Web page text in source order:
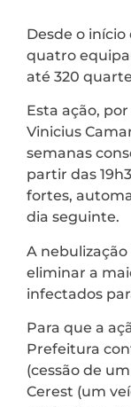
Desde o
quatro
até 320
Esta ação,
Vinicius
semanas
partir das
fortes,
dia seguinte.
A
eliminar a
infectados
Para que a
Prefeitura
(cessão de
Cerest (um